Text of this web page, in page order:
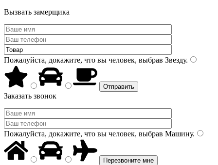
Вызвать замерщика
Пожалуйста, докажите, что вы человек, выбрав Звезду.
Заказать звонок
Пожалуйста, докажите, что вы человек, выбрав Машину.